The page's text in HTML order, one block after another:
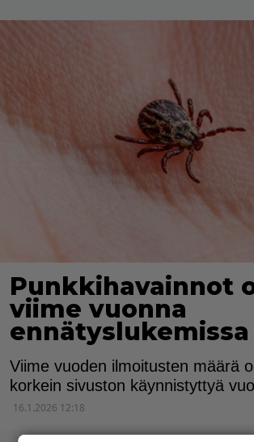
Punkkihavainnot
viime vuonna
ennätyslukemissa
Viime vuoden ilmoitusten määrä
korkein sivuston käynnistyttyä
16.1.2026 12:18